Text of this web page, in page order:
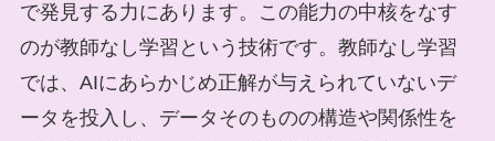
で発見する力にあります。この能力の中核をなす
のが教師なし学習という技術です。教師なし学習
では、AIにあらかじめ正解が与えられていないデ
ータを投入し、データそのものの構造や関係性を